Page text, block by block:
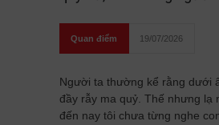
Quan điểm 19/07/2026
Người ta thường kể rằng dưới
đầy rẫy ma quỷ. Thế nhưng lạ
đến nay tôi chưa từng nghe